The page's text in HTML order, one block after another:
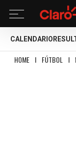
CALENDARIO
HOME I FÚTBOL I